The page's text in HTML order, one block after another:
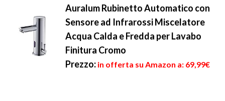
Auralum Rubinetto Automatico con
Sensore ad Infrarossi Miscelatore
Acqua Calda e Fredda per Lavabo
Finitura Cromo
Prezzo: in offerta su Amazon a: 69,99€